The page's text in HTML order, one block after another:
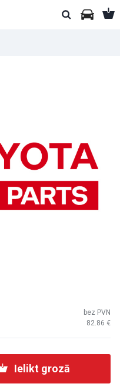
82.86
bez PVN
Ielikt grozā